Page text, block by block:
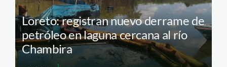
Loreto: registran nuevo derrame de
petróleo en laguna cercana al río
Chambira